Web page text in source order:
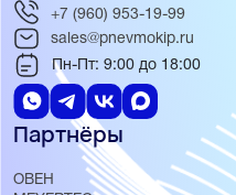
Партнёры
ОВЕН
+7 (960) 953-19-99
sales@pnevmokip.ru
Пн-Пт: 9:00 до 18:00